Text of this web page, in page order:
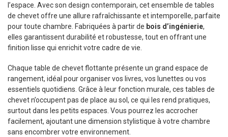
l’espace. Avec son design contemporain, cet ensemble de tables
de chevet offre une allure rafraîchissante et intemporelle, parfaite
pour toute chambre. Fabriquées à partir de bois d’ingénierie,
elles garantissent durabilité et robustesse, tout en offrant une
finition lisse qui enrichit votre cadre de vie.
Chaque table de chevet flottante présente un grand espace de
rangement, idéal pour organiser vos livres, vos lunettes ou vos
essentiels quotidiens. Grâce à leur fonction murale, ces tables de
chevet n’occupent pas de place au sol, ce qui les rend pratiques,
surtout dans les petits espaces. Vous pourrez les accrocher
facilement, ajoutant une dimension stylistique à votre chambre
sans encombrer votre environnement.